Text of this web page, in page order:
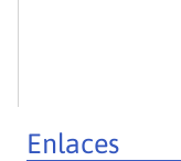
Enlaces